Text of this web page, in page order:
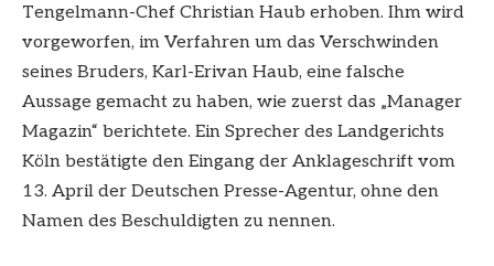
Tengelmann-Chef Christian Haub erhoben. Ihm wird
vorgeworfen, im Verfahren um das Verschwinden
seines Bruders, Karl-Erivan Haub, eine falsche
Aussage gemacht zu haben, wie zuerst das „Manager
Magazin“ berichtete. Ein Sprecher des Landgerichts
Köln bestätigte den Eingang der Anklageschrift vom
13. April der Deutschen Presse-Agentur, ohne den
Namen des Beschuldigten zu nennen.